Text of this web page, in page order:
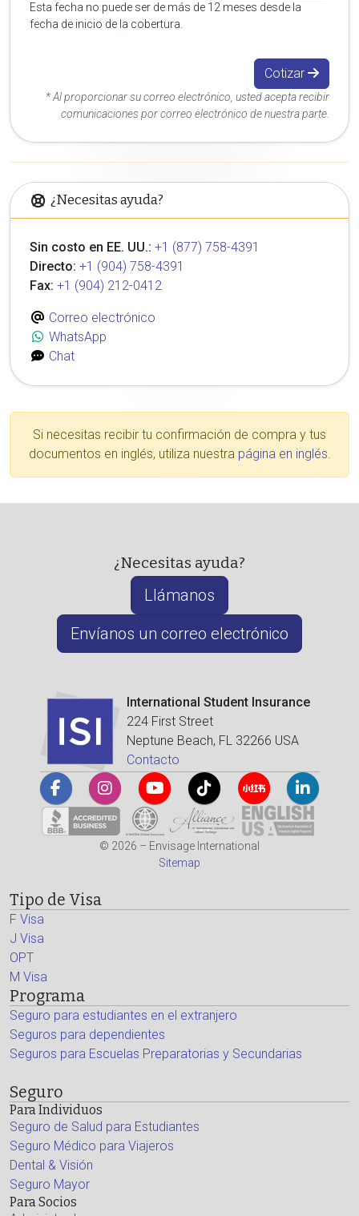
Esta fecha no puede ser de más de 12 meses desde la
fecha de inicio de la cobertura.
Cotizar
* Al proporcionar su correo electrónico, usted acepta recibir
comunicaciones por correo electrónico de nuestra parte.
¿Necesitas ayuda?
Sin costo en EE. UU.: +1 (877) 758-4391
Directo: +1 (904) 758-4391
Fax: +1 (904) 212-0412
Correo electrónico
WhatsApp
Chat
Si necesitas recibir tu confirmación de compra y tus
documentos en inglés, utiliza nuestra página en inglés.
¿Necesitas ayuda?
Llámanos
Envíanos un correo electrónico
International Student Insurance
224 First Street
Neptune Beach, FL 32266 USA
Contacto
© 2026 – Envisage International
Sitemap
Tipo de Visa
F Visa
J Visa
OPT
M Visa
Programa
Seguro para estudiantes en el extranjero
Seguros para dependientes
Seguros para Escuelas Preparatorias y Secundarias
Seguro
Para Individuos
Seguro de Salud para Estudiantes
Seguro Médico para Viajeros
Dental & Visión
Seguro Mayor
Para Socios